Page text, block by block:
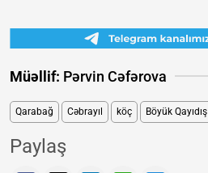
Müəllif: Pərvin Cəfərova
Qarabağ Cəbrayıl köç Böyük Qayıdış
Paylaş